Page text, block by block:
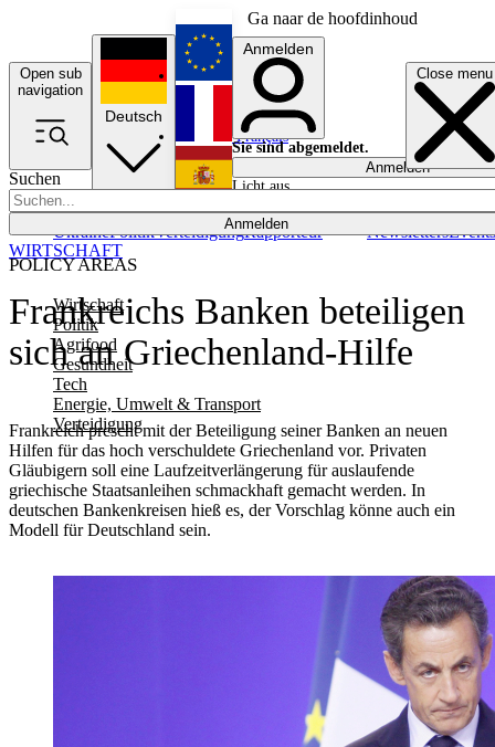
Ga naar de hoofdinhoud
Open sub
navigation
Close menu
Suchen
Anmelden
POLICY AREAS
Wirtschaft
Politik
Agrifood
Gesundheit
Tech
Energie, Umwelt & Transport
Verteidigung
UkrainePolitikVerteidigungRapporteur NewslettersEvents
Deutsch
English
Français
Anmelden
Sie sind abgemeldet.
Anmelden
Licht aus
Frankreichs Banken beteiligen
sich an Griechenland-Hilfe
Frankreich prescht mit der Beteiligung seiner Banken an neuen
Hilfen für das hoch verschuldete Griechenland vor. Privaten
Gläubigern soll eine Laufzeitverlängerung für auslaufende
griechische Staatsanleihen schmackhaft gemacht werden. In
deutschen Bankenkreisen hieß es, der Vorschlag könne auch ein
Modell für Deutschland sein.
WIRTSCHAFT